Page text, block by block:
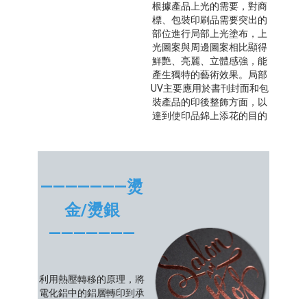
根據產品上光的需要，對商
標、包裝印刷品需要突出的
部位進行局部上光塗布，上
光圖案與周邊圖案相比顯得
鮮艷、亮麗、立體感強，能
產生獨特的藝術效果。局部
UV主要應用於書刊封面和包
裝產品的印後整飾方面，以
達到使印品錦上添花的目的
———————燙
金/燙銀
———————
利用熱壓轉移的原理，將
電化鋁中的鋁層轉印到承